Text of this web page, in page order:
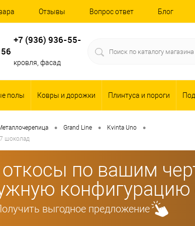
Отзывы Вопрос ответ Блог
+7 (936) 936-55-
56
кровля, фасад
полы Ковры и дорожки Плинтуса и пороги
• Grand Line • Kvinta Uno •
шоколад
по вашим
конфигурацию
выгодное предложение